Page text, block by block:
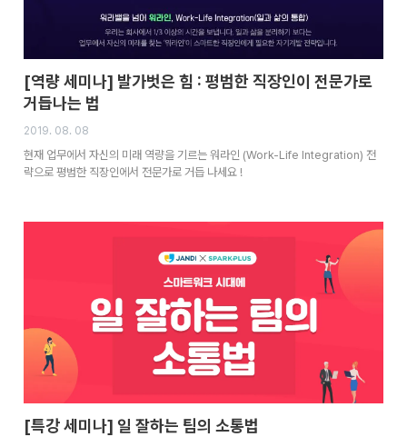
[역량 세미나] 발가벗은 힘 : 평범한 직장인이 전문가로
거듭나는 법
2019. 08. 08
현재 업무에서 자신의 미래 역량을 기르는 워라인 (Work-Life Integration) 전
략으로 평범한 직장인에서 전문가로 거듭 나세요 !
[특강 세미나] 일 잘하는 팀의 소통법